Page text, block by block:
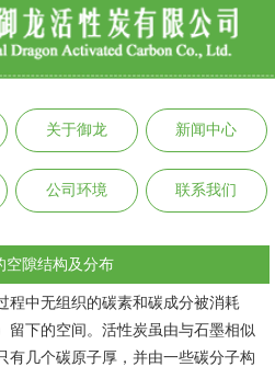
关于御龙 新闻中心
公司环境 联系我们
空隙结构及分布
程中无组织的碳素和碳成分被消耗
留下的空间。活性炭虽由与石墨相似
有几个碳原子厚，并由一些碳分子构